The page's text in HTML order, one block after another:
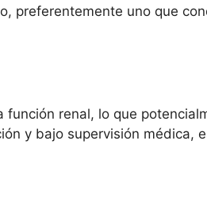
preferentemente uno que
renal, lo que
y bajo supervisión médica,